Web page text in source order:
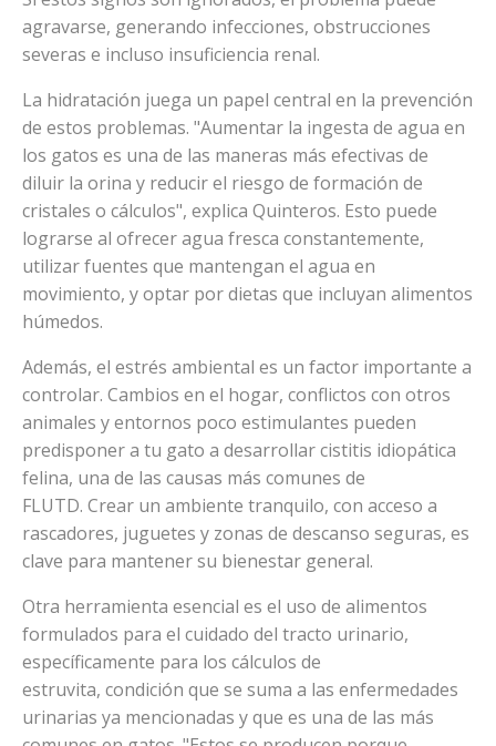
agravarse, generando infecciones, obstrucciones
severas e incluso insuficiencia renal.
La hidratación juega un papel central en la prevención
de estos problemas. "Aumentar la ingesta de agua en
los gatos es una de las maneras más efectivas de
diluir la orina y reducir el riesgo de formación de
cristales o cálculos", explica Quinteros. Esto puede
lograrse al ofrecer agua fresca constantemente,
utilizar fuentes que mantengan el agua en
movimiento, y optar por dietas que incluyan alimentos
húmedos.
Además, el estrés ambiental es un factor importante a
controlar. Cambios en el hogar, conflictos con otros
animales y entornos poco estimulantes pueden
predisponer a tu gato a desarrollar cistitis idiopática
felina, una de las causas más comunes de
FLUTD. Crear un ambiente tranquilo, con acceso a
rascadores, juguetes y zonas de descanso seguras, es
clave para mantener su bienestar general.
Otra herramienta esencial es el uso de alimentos
formulados para el cuidado del tracto urinario,
específicamente para los cálculos de
estruvita, condición que se suma a las enfermedades
urinarias ya mencionadas y que es una de las más